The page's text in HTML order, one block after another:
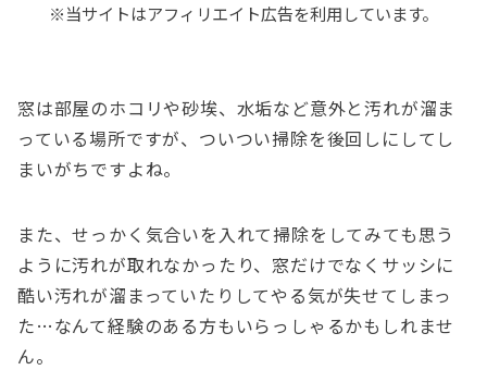
※当サイトはアフィリエイト広告を利用しています。
窓は部屋のホコリや砂埃、水垢など意外と汚れが溜ま
っている場所ですが、ついつい掃除を後回しにしてし
まいがちですよね。
また、せっかく気合いを入れて掃除をしてみても思う
ように汚れが取れなかったり、窓だけでなくサッシに
酷い汚れが溜まっていたりしてやる気が失せてしまっ
た…なんて経験のある方もいらっしゃるかもしれませ
ん。